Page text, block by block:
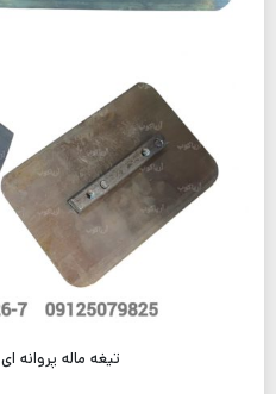
تیغه ماله پروانه ای 60 سانت چینی